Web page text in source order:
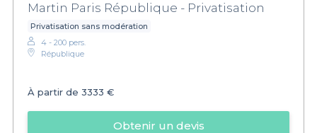
Martin Paris République - Privatisation
Privatisation sans modération
4 - 200 pers.
République
À partir de 3333 €
Obtenir un devis